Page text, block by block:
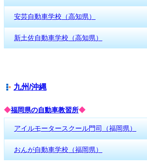
安芸自動車学校（高知県）
新土佐自動車学校（高知県）
九州/沖縄
◆福岡県の自動車教習所◆
アイルモータースクール門司（福岡県）
おんが自動車学校（福岡県）